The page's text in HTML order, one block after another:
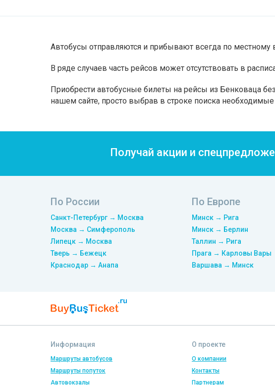
Автобусы отправляются и прибывают всегда по
В ряде случаев часть рейсов может отсутствовать в
Приобрести автобусные билеты на рейсы из Бенковаца
нашем сайте, просто выбрав в строке поиска
Получай акции и
По России
Санкт-Петербург → Москва
Москва → Симферополь
Липецк → Москва
Тверь → Бежецк
Краснодар → Анапа
По Европе
Минск → Рига
Минск → Берлин
Таллин → Рига
Прага → Карловы Вары
Варшава → Минск
Информация
Маршруты автобусов
Маршруты попуток
Автовокзалы
О проекте
О компании
Контакты
Партнерам